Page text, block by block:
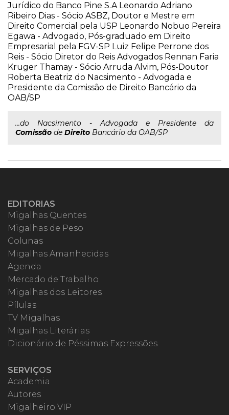
Jurídico do Banco Pine S.A Leonardo Adriano
Ribeiro Dias - Sócio ASBZ, Doutor e Mestre em
Direito Comercial pela USP Leonardo Nobuo Pereira
Egawa - Advogado, Pós-graduado em Direito
Empresarial pela FGV-SP Luiz Felipe Perrone dos
Reis - Sócio Diretor do Reis Advogados Rennan Faria
Kruger Thamay - Sócio Arruda Alvim, Pós-Doutor
Roberta Beatriz do Nacsimento - Advogada e
Presidente da Comissão de Direito Bancário da
OAB/SP
...do Nacsimento - Advogada e Presidente da
Comissão de Direito Bancário da OAB/SP
EDITORIAS
Migalhas Quentes
Migalhas de Peso
Colunas
Migalhas Amanhecidas
Agenda
Mercado de Trabalho
Migalhas dos Leitores
Pílulas
TV Migalhas
Migalhas Literárias
Dicionário de Péssimas Expressões
SERVIÇOS
Academia
Autores
Migalheiro VIP